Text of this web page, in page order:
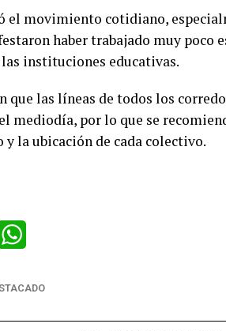
el movimiento cotidiano,
haber trabajado muy poco
instituciones educativas.
que las líneas de todos los
mediodía, por lo que se
y la ubicación de cada colectivo.